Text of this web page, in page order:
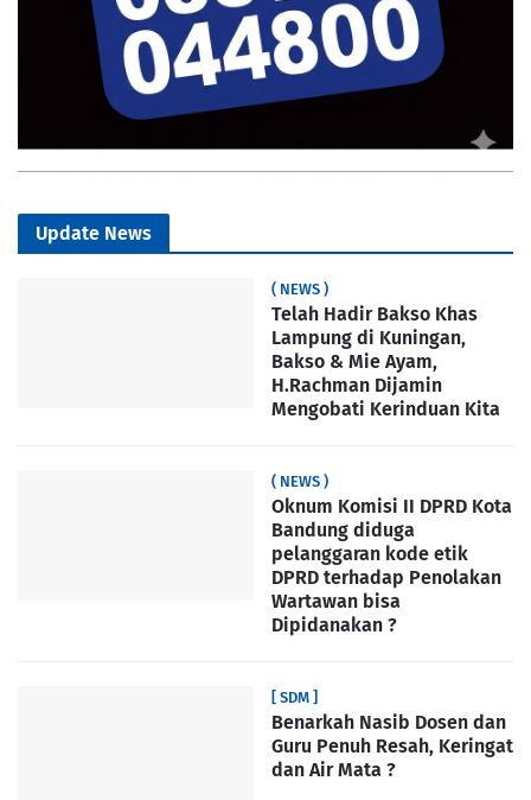
Update News
( NEWS )
Telah Hadir Bakso Khas
Lampung di Kuningan,
Bakso & Mie Ayam,
H.Rachman Dijamin
Mengobati Kerinduan Kita
( NEWS )
Oknum Komisi II DPRD Kota
Bandung diduga
pelanggaran kode etik
DPRD terhadap Penolakan
Wartawan bisa
Dipidanakan ?
[ SDM ]
Benarkah Nasib Dosen dan
Guru Penuh Resah, Keringat
dan Air Mata ?